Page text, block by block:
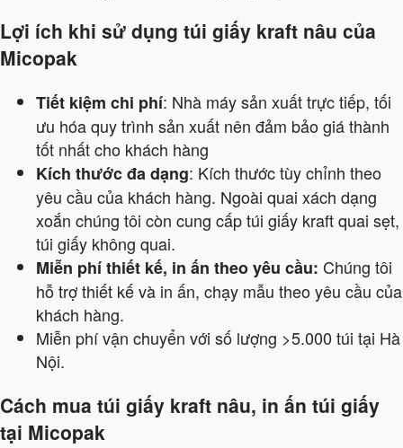
Lợi ích khi sử dụng túi giấy kraft nâu của
Micopak
Tiết kiệm chi phí: Nhà máy sản xuất trực tiếp, tối
ưu hóa quy trình sản xuất nên đảm bảo giá thành
tốt nhất cho khách hàng
Kích thước đa dạng: Kích thước tùy chỉnh theo
yêu cầu của khách hàng. Ngoài quai xách dạng
xoắn chúng tôi còn cung cấp túi giấy kraft quai sẹt,
túi giấy không quai.
Miễn phí thiết kế, in ấn theo yêu cầu: Chúng tôi
hỗ trợ thiết kế và in ấn, chạy mẫu theo yêu cầu của
khách hàng.
Miễn phí vận chuyển với số lượng >5.000 túi tại Hà
Nội.
Cách mua túi giấy kraft nâu, in ấn túi giấy
tại Micopak